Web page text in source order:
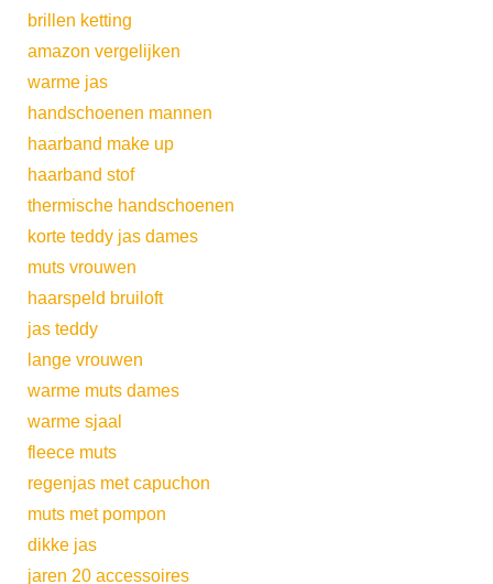
brillen ketting
amazon vergelijken
warme jas
handschoenen mannen
haarband make up
haarband stof
thermische handschoenen
korte teddy jas dames
muts vrouwen
haarspeld bruiloft
jas teddy
lange vrouwen
warme muts dames
warme sjaal
fleece muts
regenjas met capuchon
muts met pompon
dikke jas
jaren 20 accessoires